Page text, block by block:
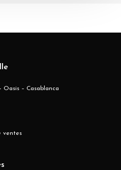
Oasis – Casablanca
ventes